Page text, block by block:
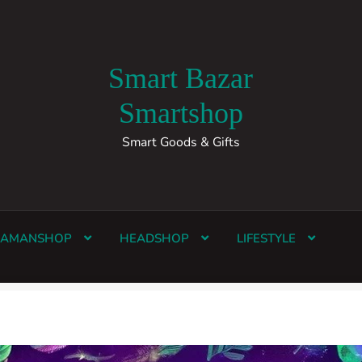
Smart Bazar
Smartshop
Smart Goods & Gifts
HEADSHOP LIFESTYLE